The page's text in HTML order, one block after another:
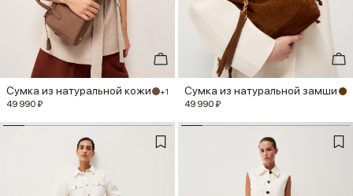
Сумка из натуральной кожи +1
49 990 ₽
Сумка из натуральной замши
49 990 ₽